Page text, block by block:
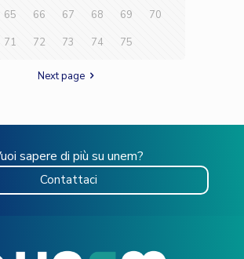
65 66 67 68 69
70
71
72 73 74 75
Next page
sapere di più su unem?
Contattaci